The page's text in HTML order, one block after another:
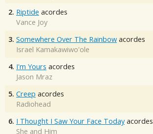
2. Riptide acordes
Vance Joy
3. Somewhere Over The Rainbow acordes
Israel Kamakawiwo'ole
4. I'm Yours acordes
Jason Mraz
5. Creep acordes
Radiohead
6. I Thought I Saw Your Face Today acordes
She and Him